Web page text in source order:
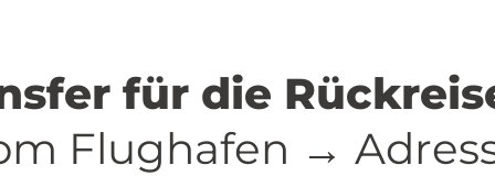
für die
Flughafen →